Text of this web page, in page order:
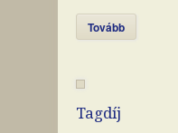
Tovább
Tagdíj